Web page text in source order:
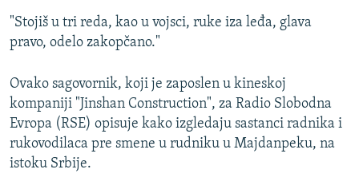
POST SCRIPTUM
MOJA EVROPA
TRI DECENIJE OD RATA U BIH
SVE KARTE DEJTONA
NASTANAK I RASPAD JUGOSLAVIJE
"Stojiš u tri reda, kao u vojsci, ruke iza leđa, glava
pravo, odelo zakopčano."
Ovako sagovornik, koji je zaposlen u kineskoj
kompaniji "Jinshan Construction", za Radio Slobodna
Evropa (RSE) opisuje kako izgledaju sastanci radnika i
rukovodilaca pre smene u rudniku u Majdanpeku, na
istoku Srbije.